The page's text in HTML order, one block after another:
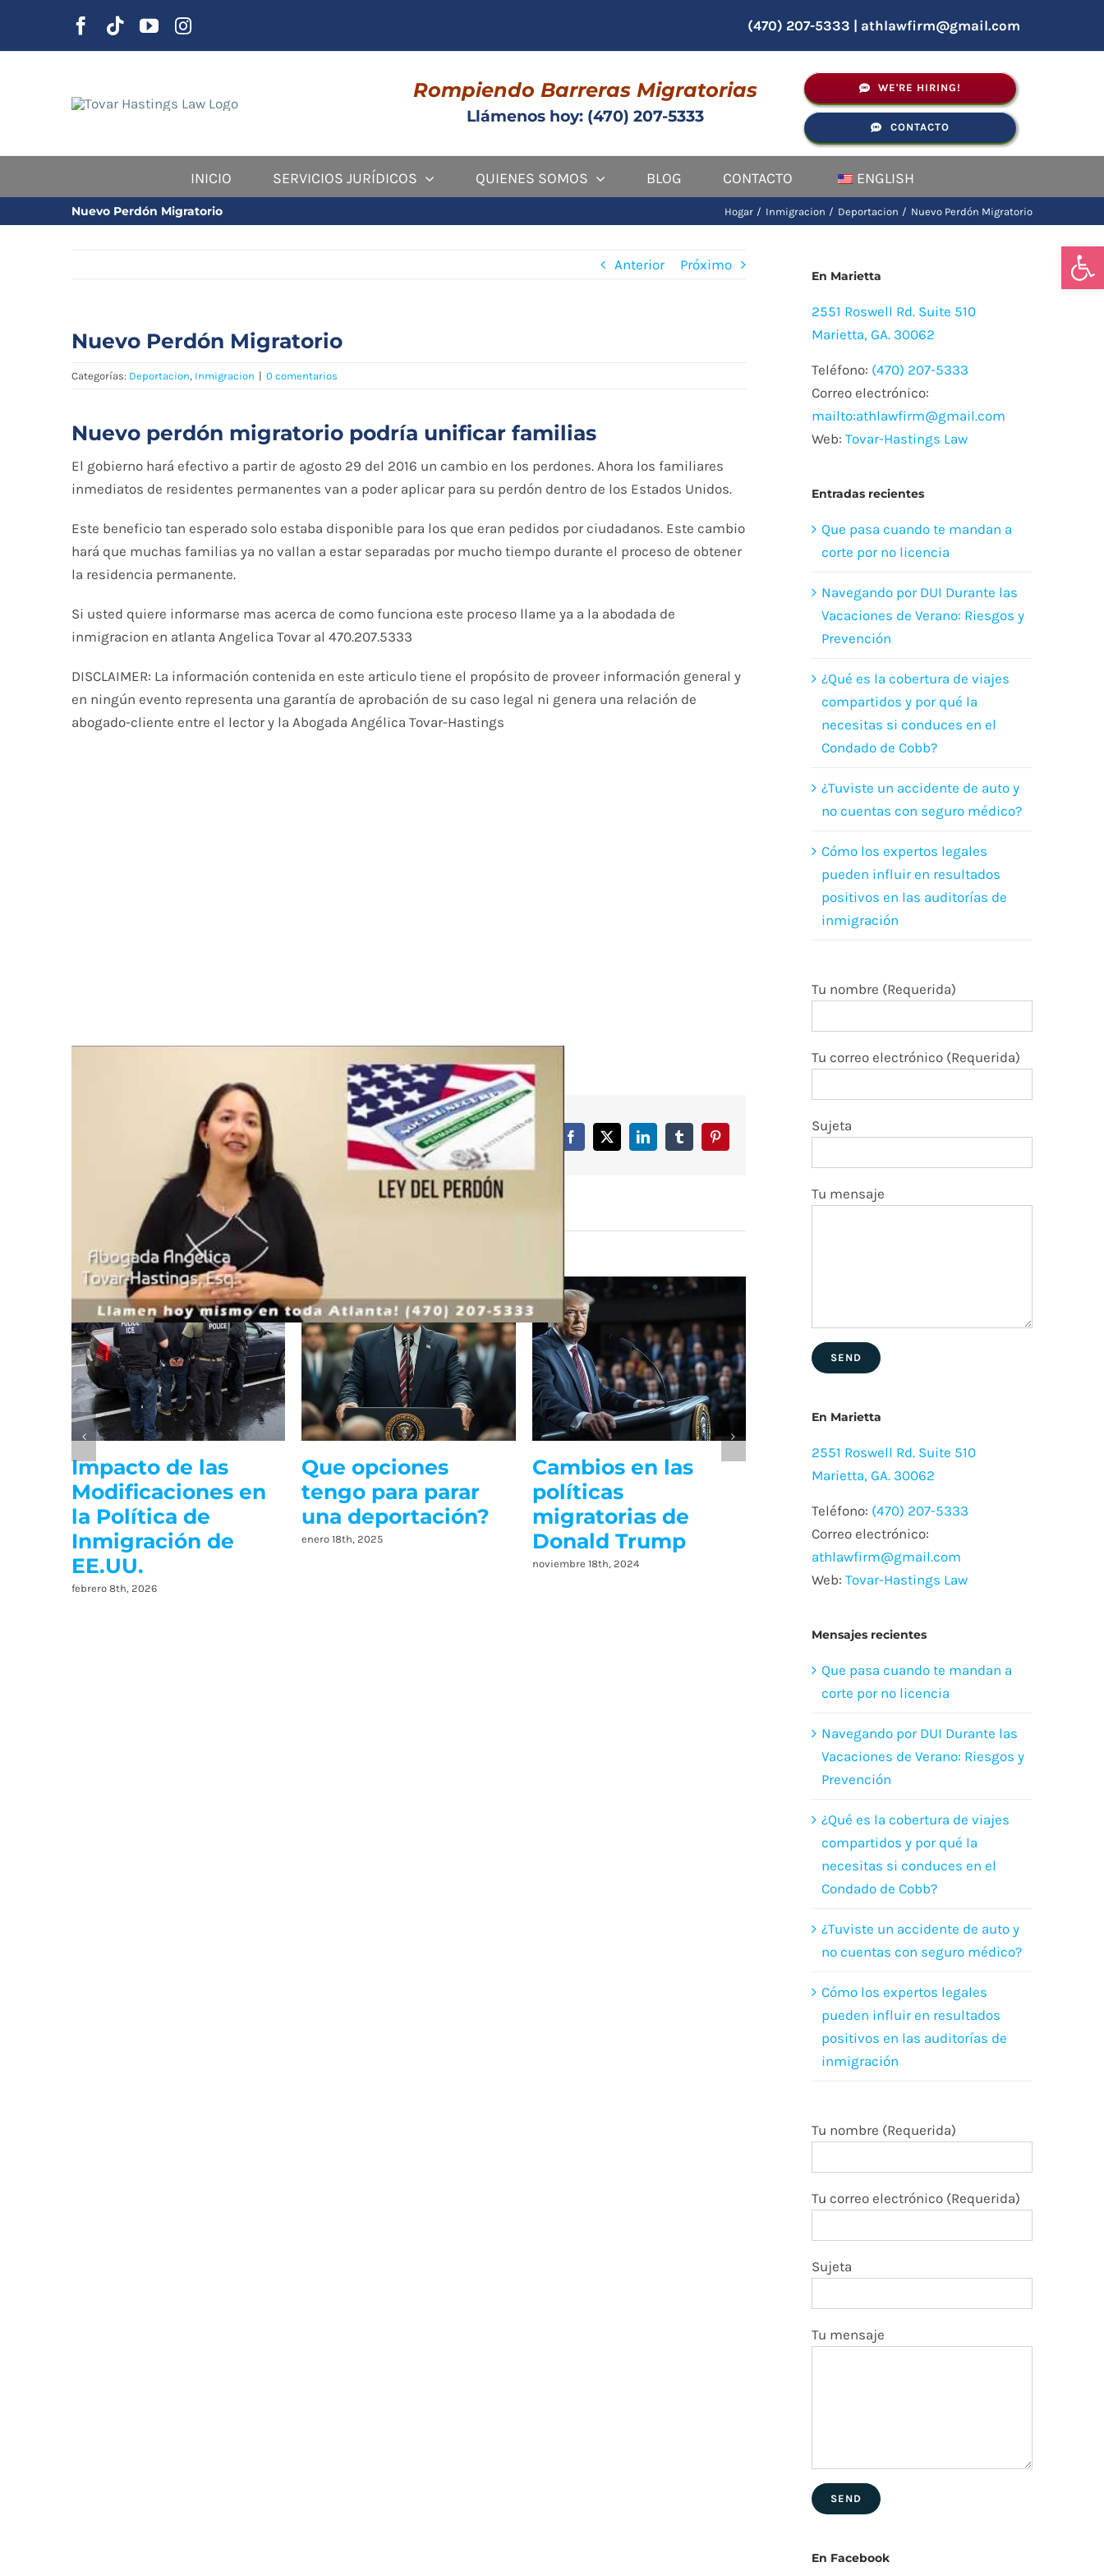
Abrir
contenido
(470) 207-5333 athlawfirm@gmail.com
Rompiendo Barreras Migratorias
Llámenos hoy: (470) 207-5333
WE'RE HIRING!
CONTACTO
INICIO SERVICIOS JURÍDICOS QUIENES SOMOS BLOG CONTACTO ENGLISH
Nuevo Perdón Migratorio Hogar Inmigracion Deportacion Nuevo Perdón Migratorio
Anterior Próximo
Nuevo Perdón Migratorio
Categorías: Deportacion, Inmigracion | 0 comentarios
Nuevo perdón migratorio podría unificar familias
El gobierno hará efectivo a partir de agosto 29 del 2016 un cambio en los perdones. Ahora los familiares
inmediatos de residentes permanentes van a poder aplicar para su perdón dentro de los Estados Unidos.
Este beneficio tan esperado solo estaba disponible para los que eran pedidos por ciudadanos. Este cambio
hará que muchas familias ya no vallan a estar separadas por mucho tiempo durante el proceso de obtener
la residencia permanente.
Si usted quiere informarse mas acerca de como funciona este proceso llame ya a la abodada de
inmigracion en atlanta Angelica Tovar al 470.207.5333
DISCLAIMER: La información contenida en este articulo tiene el propósito de proveer información general y
en ningún evento representa una garantía de aprobación de su caso legal ni genera una relación de
abogado-cliente entre el lector y la Abogada Angélica Tovar-Hastings
Comparta esta historia, elija su plataforma Facebook
X LinkedInTumblrPinterest
Artículos Relacionados
Impacto de las
Modificaciones en
la Política de
Inmigración de
EE.UU.
febrero 8th, 2026
Que opciones
tengo para parar
una deportación?
enero 18th, 2025
Cambios en las
políticas
migratorias de
Donald Trump
noviembre 18th, 2024
DUI Sin Licencia y
Inmigración
marzo 1st, 2024
En Marietta
2551 Roswell Rd. Suite 510
Marietta, GA. 30062
Teléfono: (470) 207-5333
Correo electrónico:
mailto:athlawfirm@gmail.com
Web: Tovar-Hastings Law
Entradas recientes
Que pasa cuando te mandan a
corte por no licencia
Navegando por DUI Durante las
Vacaciones de Verano: Riesgos y
Prevención
¿Qué es la cobertura de viajes
compartidos y por qué la
necesitas si conduces en el
Condado de Cobb?
¿Tuviste un accidente de auto y
no cuentas con seguro médico?
Cómo los expertos legales
pueden influir en resultados
positivos en las auditorías de
inmigración
Tu nombre (Requerida)
Tu correo electrónico (Requerida)
Sujeta
Tu mensaje
En Marietta
2551 Roswell Rd. Suite 510
Marietta, GA. 30062
Teléfono: (470) 207-5333
Correo electrónico:
athlawfirm@gmail.com
Web: Tovar-Hastings Law
Mensajes recientes
Que pasa cuando te mandan a
corte por no licencia
Navegando por DUI Durante las
Vacaciones de Verano: Riesgos y
Prevención
¿Qué es la cobertura de viajes
compartidos y por qué la
necesitas si conduces en el
Condado de Cobb?
¿Tuviste un accidente de auto y
no cuentas con seguro médico?
Cómo los expertos legales
pueden influir en resultados
positivos en las auditorías de
inmigración
Tu nombre (Requerida)
Tu correo electrónico (Requerida)
Sujeta
Tu mensaje
En Facebook